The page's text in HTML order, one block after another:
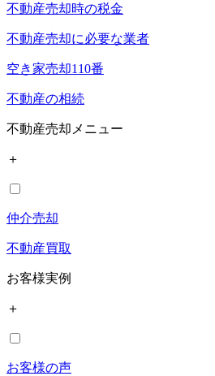
不動産売却時の税金
不動産売却に必要な業者
空き家売却110番
不動産の相続
不動産売却メニュー
＋
仲介売却
不動産買取
お客様実例
＋
お客様の声